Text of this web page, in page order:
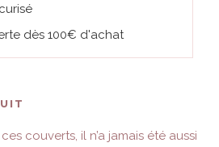
dès 100€ d'achat
couverts, il n’a jamais été aussi